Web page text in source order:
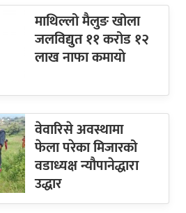
माथिल्लो मैलुङ खोला
जलविद्युत ११ करोड १२
लाख नाफा कमायाे
वेवारिसे अवस्थामा
फेला परेका मिजारको
वडाध्यक्ष न्यौपानेद्धारा
उद्धार